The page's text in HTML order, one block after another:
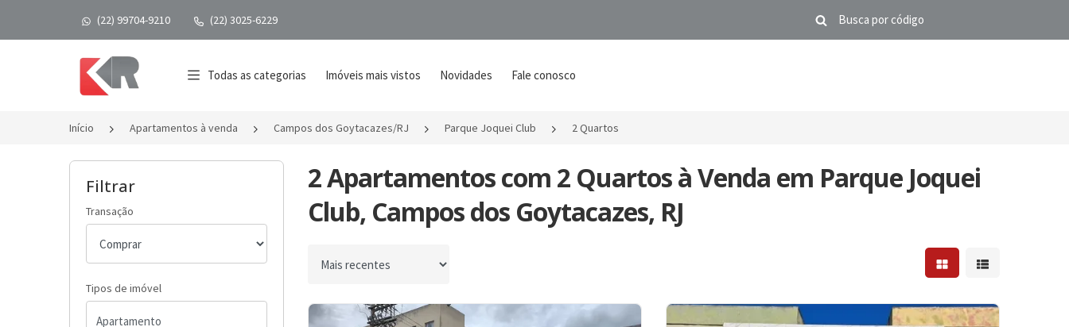
(22) 99704-9210 (22) 3025-6229
Página inicial
Todas as categorias Imóveis mais vistos Novidades Fale conosco
Início Apartamentos à venda Campos dos Goytacazes/RJ Parque Joquei Club 2 Quartos
Filtrar
Transação
Tipos de imóvel
2 Apartamentos com 2 Quartos à Venda em Parque Joquei
Club, Campos dos Goytacazes, RJ
Ordenar por Mostrar resultados em
Mostrar